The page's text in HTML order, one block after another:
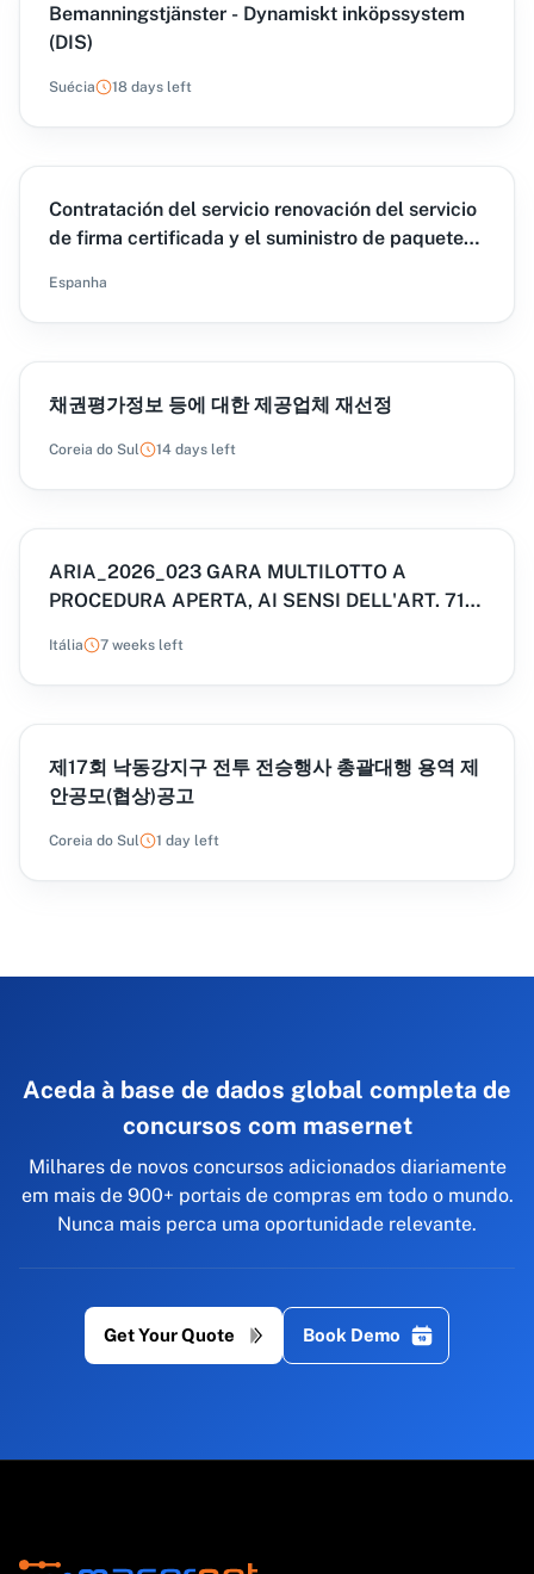
Bemanningstjänster - Dynamiskt inköpssystem
(DIS)
Suécia 18 days left
Contratación del servicio renovación del servicio
de firma certificada y el suministro de paquetes
Espanha
채권평가정보 등에 대한 제공업체 재선정
Coreia do Sul 14 days left
ARIA_2026_023 GARA MULTILOTTO A
PROCEDURA APERTA, AI SENSI DELL'ART. 71
SERVIZI DI COMUNICAZIONE ED
Itália 7 weeks left
제17회 낙동강지구 전투 전승행사 총괄대행 용역 제
안공모(협상)공고
Coreia do Sul 1 day left
Aceda à base de dados global completa de
concursos com masernet
Milhares de novos concursos adicionados diariamente
em mais de 900+ portais de compras em todo o mundo.
Nunca mais perca uma oportunidade relevante.
Get Your Quote Book Demo